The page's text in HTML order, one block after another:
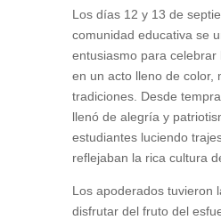
Los días 12 y 13 de
comunidad educativa se
entusiasmo para celebrar
en un acto lleno de color,
tradiciones. Desde
llenó de alegría y
estudiantes luciendo
reflejaban la rica cultura
Los apoderados tuvieron
disfrutar del fruto del